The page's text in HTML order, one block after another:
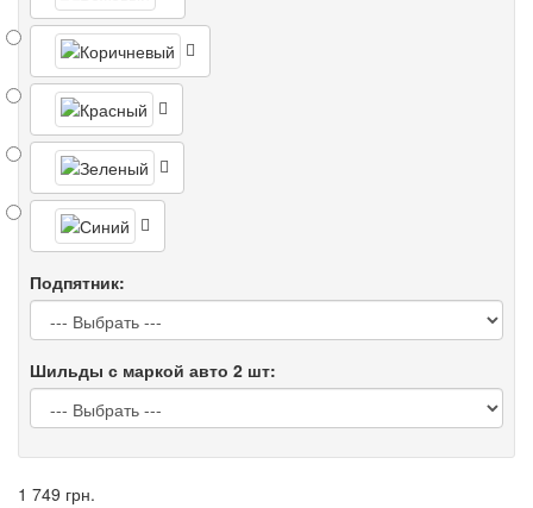
Подпятник:
Шильды с маркой авто 2 шт:
1 749 грн.